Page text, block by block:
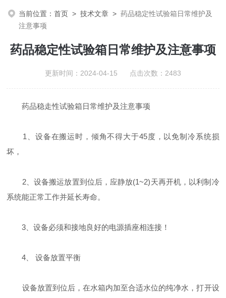
当前位置：首页 >技术文章 >药品稳定性试验箱日常维护及
注意事项
药品稳定性试验箱日常维护及注意事项
更新时间：2024-04-15 点击次数：2483
药品稳走性试验箱日常维护及注意事项
1、设备在搬运时，倾角不得大于45度，以免制冷系统损
坏，
2、设备搬运放置到位后，应静放(1~2)天再开机，以利制冷
系统能正常工作并延长寿命。
3、设备必须和接地良好的电源插座相连接！
4、 设备放置平衡
设备放置到位后，在水箱内加至合适水位的纯净水，打开设